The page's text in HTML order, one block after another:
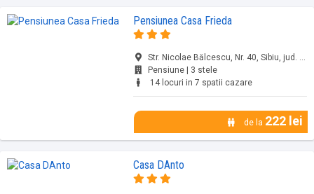
Pensiunea Casa Frieda
Str. Nicolae Bălcescu, Nr. 40, Sibiu, jud. Sibiu
Pensiune | 3 stele
14 locuri in 7 spatii cazare
de la 222 lei
Casa DAnto